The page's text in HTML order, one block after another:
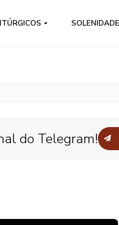
do Telegram!